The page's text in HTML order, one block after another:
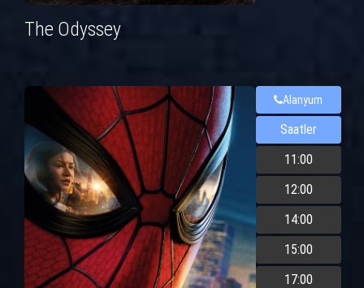
The Odyssey
Alanyum
Saatler
11:00
12:00
14:00
15:00
17:00